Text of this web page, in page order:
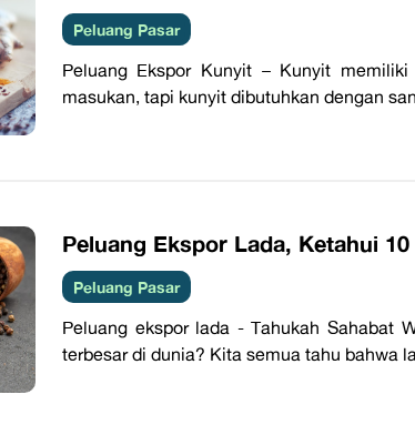
Peluang Pasar
Peluang Ekspor Kunyit – Kunyit
masukan, tapi kunyit dibutuhkan dengan
Peluang Ekspor Lada, Ketahui
Peluang Pasar
Peluang ekspor lada - Tahukah Sahabat
terbesar di dunia? Kita semua tahu bahwa